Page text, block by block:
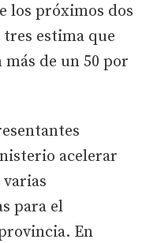
los próximos dos
tres estima que
de un 50 por
acelerar
para el
En